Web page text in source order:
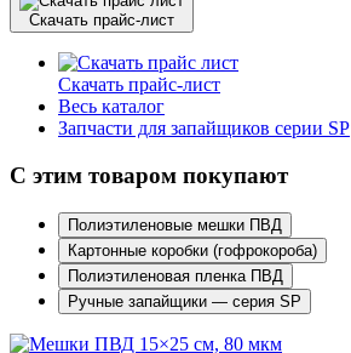
Скачать прайс-лист
Скачать прайс-лист
Весь каталог
Запчасти для запайщиков серии SP
С этим товаром покупают
Полиэтиленовые мешки ПВД
Картонные коробки (гофрокороба)
Полиэтиленовая пленка ПВД
Ручные запайщики — серия SP